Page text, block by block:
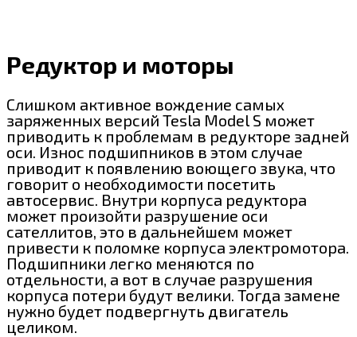
Редуктор и моторы
Слишком активное вождение самых
заряженных версий Tesla Model S может
приводить к проблемам в редукторе задней
оси. Износ подшипников в этом случае
приводит к появлению воющего звука, что
говорит о необходимости посетить
автосервис. Внутри корпуса редуктора
может произойти разрушение оси
сателлитов, это в дальнейшем может
привести к поломке корпуса электромотора.
Подшипники легко меняются по
отдельности, а вот в случае разрушения
корпуса потери будут велики. Тогда замене
нужно будет подвергнуть двигатель
целиком.